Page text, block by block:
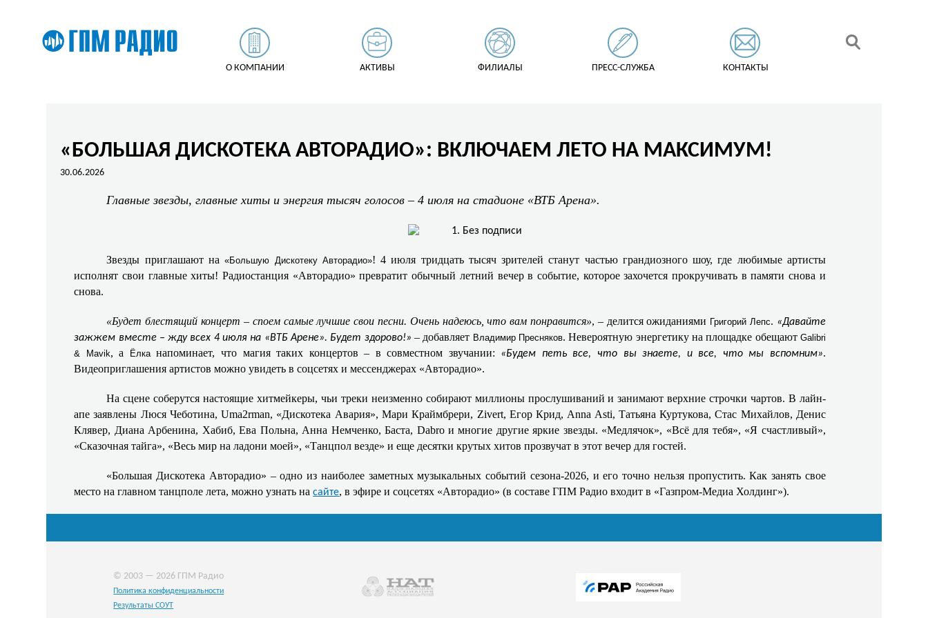
О КОМПАНИИ АКТИВЫ ФИЛИАЛЫ ПРЕСС-СЛУЖБА КОНТАКТЫ
«БОЛЬШАЯ ДИСКОТЕКА АВТОРАДИО»: ВКЛЮЧАЕМ ЛЕТО НА МАКСИМУМ!
30.06.2026
Главные звезды, главные хиты и энергия тысяч голосов – 4 июля на стадионе «ВТБ Арена».
Звезды приглашают на«Большую Дискотеку Авторадио»! 4 июля тридцать тысяч зрителей станут частью грандиозного шоу, где любимые артисты
исполнят свои главные хиты! Радиостанция «Авторадио» превратит обычный летний вечер в событие, которое захочется прокручивать в памяти снова и
снова.
«Будет блестящий концерт – споем самые лучшие свои песни. Очень надеюсь, что вам понравится», – делится ожиданиями Григорий Лепс. «Давайте
зажжем вместе – жду всех 4 июля на «ВТБ Арене». Будет здорово!» – добавляет Владимир Пресняков. Невероятную энергетику на площадке обещают Galibri
& Mavik, а Ёлканапоминает, что магия таких концертов – в совместном звучании: «Будем петь все, что вы знаете, и все, что мы вспомним».
Видеоприглашения артистов можно увидеть в соцсетях и мессенджерах «Авторадио».
На сцене соберутся настоящие хитмейкеры, чьи треки неизменно собирают миллионы прослушиваний и занимают верхние строчки чартов. В лайн-
апе заявлены Люся Чеботина, Uma2rman, «Дискотека Авария», Мари Краймбрери, Zivert, Егор Крид, Anna Asti, Татьяна Куртукова, Стас Михайлов, Денис
Клявер, Диана Арбенина, Хабиб, Ева Польна, Анна Немченко, Баста, Dabro и многие другие яркие звезды. «Медлячок», «Всё для тебя», «Я счастливый»,
«Сказочная тайга», «Весь мир на ладони моей», «Танцпол везде» и еще десятки крутых хитов прозвучат в этот вечер для гостей.
«Большая Дискотека Авторадио» – одно из наиболее заметных музыкальных событий сезона-2026, и его точно нельзя пропустить. Как занять свое
место на главном танцполе лета, можно узнать насайте, в эфире и соцсетях «Авторадио» (в составе ГПМ Радио входит в «Газпром-Медиа Холдинг»).
© 2003 — 2026 ГПМ Радио
Политика конфиденциальности
Результаты СОУТ